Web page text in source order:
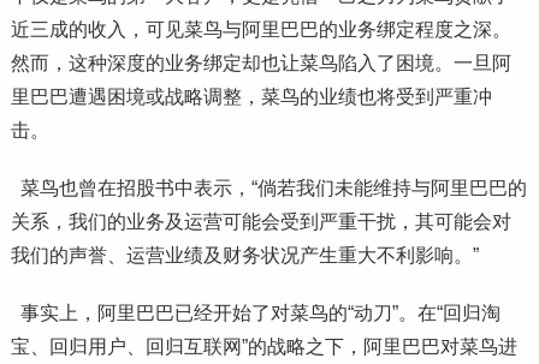
近三成的收入，可见菜鸟与阿里巴巴的业务绑定程度之深。
然而，这种深度的业务绑定却也让菜鸟陷入了困境。一旦阿
里巴巴遭遇困境或战略调整，菜鸟的业绩也将受到严重冲
击。
菜鸟也曾在招股书中表示，“倘若我们未能维持与阿里巴巴的
关系，我们的业务及运营可能会受到严重干扰，其可能会对
我们的声誉、运营业绩及财务状况产生重大不利影响。”
事实上，阿里巴巴已经开始了对菜鸟的“动刀”。在“回归淘
宝、回归用户、回归互联网”的战略之下，阿里巴巴对菜鸟进